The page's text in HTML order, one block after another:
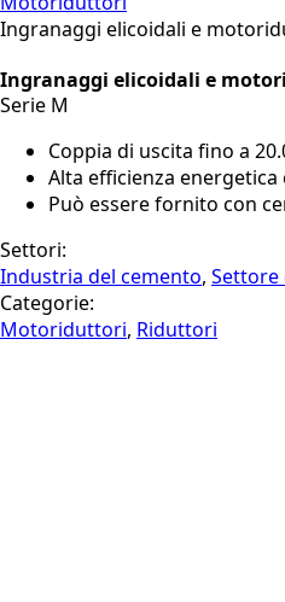
Ingranaggi elicoidali e
Ingranaggi elicoidali e
Serie M
Coppia di uscita fino a
Alta efficienza
Può essere fornito con
Settori:
Industria del cemento, Settore
Categorie:
Motoriduttori, Riduttori